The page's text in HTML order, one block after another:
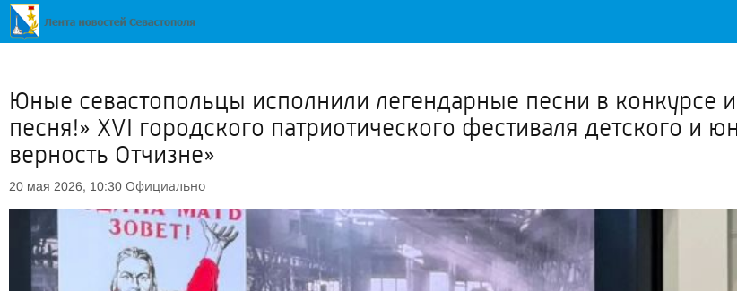
Юные севастопольцы исполнили легендарные песни в конкурсе
песня!» XVI городского патриотического фестиваля детского и
верность Отчизне»
20 мая 2026, 10:30 Официально